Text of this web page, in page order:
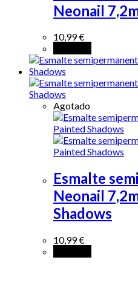
Neonail
10,99€
Agotado
Esmalte
Neonail
Shadows
10,99€